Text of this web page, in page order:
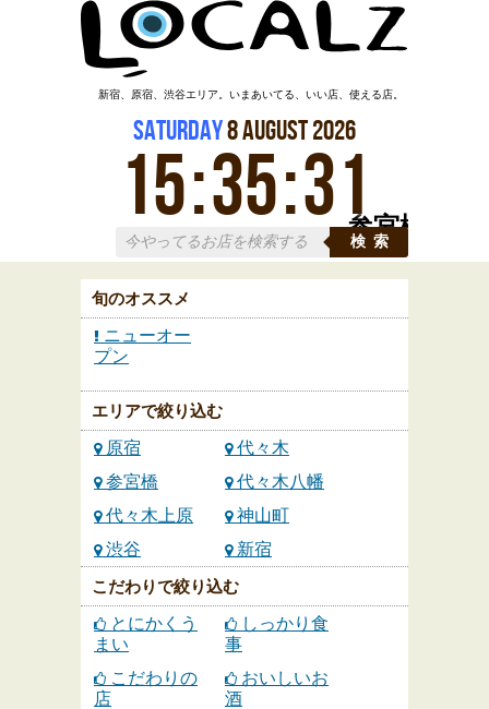
参宮橋
新宿、原宿、渋谷エリア。いまあいてる、いい店、使える店。
Saturday8August2026
15:35:31
検索
旬のオススメ
ニューオー
プン
エリアで絞り込む
原宿
代々木
参宮橋
代々木八幡
代々木上原
神山町
渋谷
新宿
こだわりで絞り込む
とにかくう
まい
しっかり食
事
こだわりの
店
おいしいお
酒